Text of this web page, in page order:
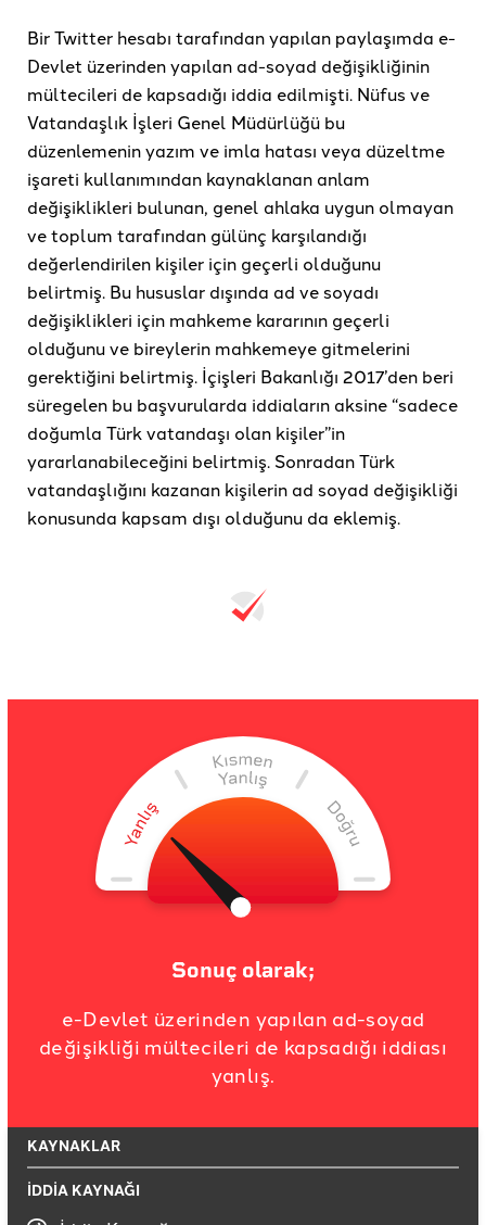
Bir Twitter hesabı tarafından yapılan paylaşımda e-
Devlet üzerinden yapılan ad-soyad değişikliğinin
mültecileri de kapsadığı iddia edilmişti. Nüfus ve
Vatandaşlık İşleri Genel Müdürlüğü bu
düzenlemenin yazım ve imla hatası veya düzeltme
işareti kullanımından kaynaklanan anlam
değişiklikleri bulunan, genel ahlaka uygun olmayan
ve toplum tarafından gülünç karşılandığı
değerlendirilen kişiler için geçerli olduğunu
belirtmiş. Bu hususlar dışında ad ve soyadı
değişiklikleri için mahkeme kararının geçerli
olduğunu ve bireylerin mahkemeye gitmelerini
gerektiğini belirtmiş. İçişleri Bakanlığı 2017’den beri
süregelen bu başvurularda iddiaların aksine “sadece
doğumla Türk vatandaşı olan kişiler”in
yararlanabileceğini belirtmiş. Sonradan Türk
vatandaşlığını kazanan kişilerin ad soyad değişikliği
konusunda kapsam dışı olduğunu da eklemiş.
Sonuç olarak;
e-Devlet üzerinden yapılan ad-soyad
değişikliği mültecileri de kapsadığı iddiası
yanlış.
KAYNAKLAR
İDDİA KAYNAĞI